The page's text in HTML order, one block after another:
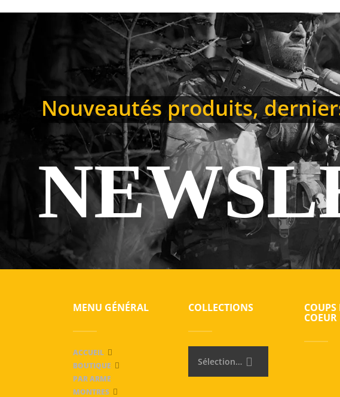
Nouveautés produits,
MENU GÉNÉRAL
ACCUEIL
BOUTIQUE
PAR ARME
MONTRES
COLLECTIONS
Sélectionner une catégorie
COUPS
COEUR